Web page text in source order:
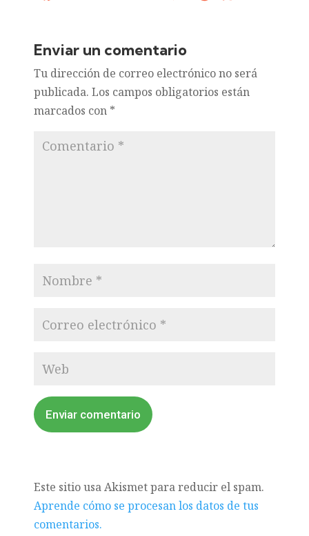
Enviar un comentario
Tu dirección de correo electrónico no será
publicada. Los campos obligatorios están
marcados con *
Enviar comentario
Este sitio usa Akismet para reducir el spam.
Aprende cómo se procesan los datos de tus
comentarios.